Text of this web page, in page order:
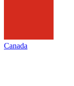
Canada